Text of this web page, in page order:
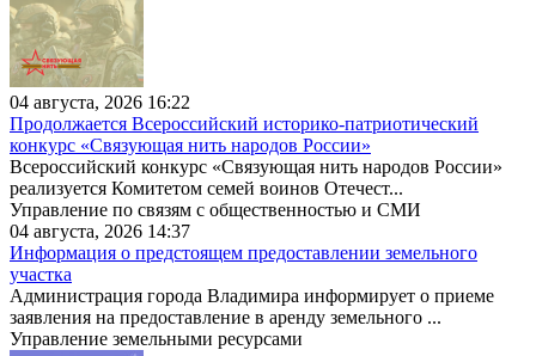
04 августа, 2026 16:22
Продолжается Всероссийский историко-патриотический
конкурс «Связующая нить народов России»
Всероссийский конкурс «Связующая нить народов России»
реализуется Комитетом семей воинов Отечест...
Управление по связям с общественностью и СМИ
04 августа, 2026 14:37
Информация о предстоящем предоставлении земельного
участка
Администрация города Владимира информирует о приеме
заявления на предоставление в аренду земельного ...
Управление земельными ресурсами